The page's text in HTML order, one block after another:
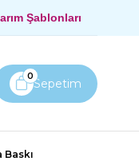
Şablonları
Sepetim
0
Baskı